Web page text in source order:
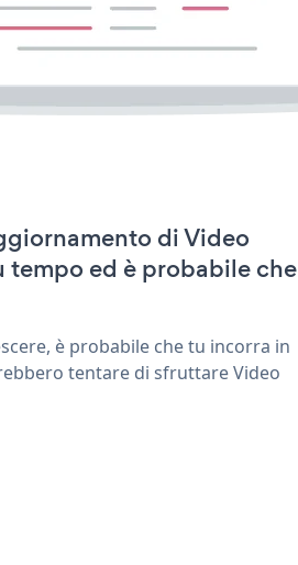
di Video
ed è probabile che
è probabile che tu incorra in
tentare di sfruttare Video